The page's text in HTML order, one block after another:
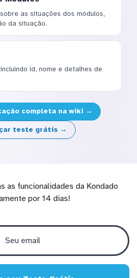
as situações dos módulos,
da situação.
id, nome e detalhes de
completa na wiki →
teste grátis →
as funcionalidades da Kondado
por 14 dias!